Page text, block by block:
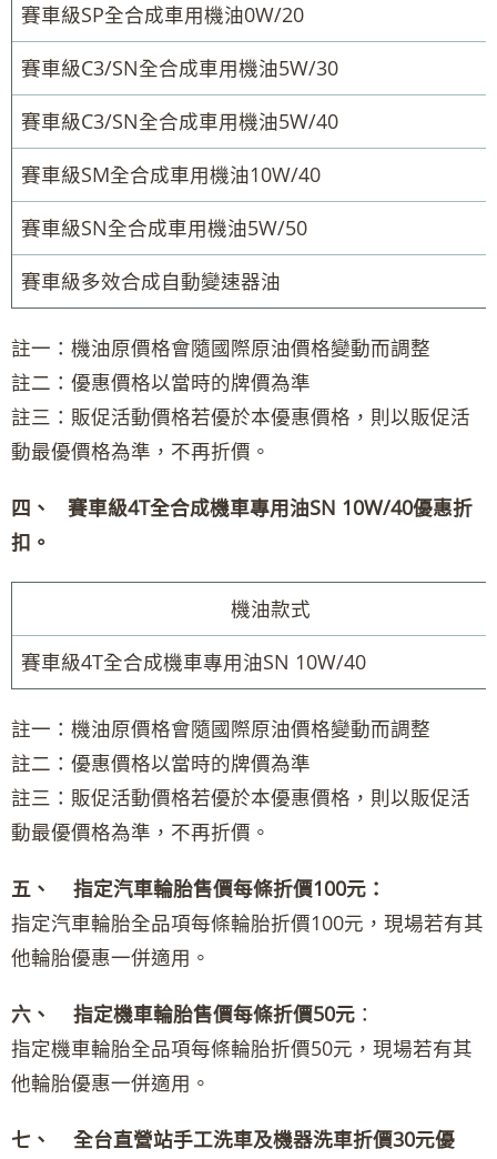
賽車級SP全合成車用機油0W/20
賽車級C3/SN全合成車用機油5W/30
賽車級C3/SN全合成車用機油5W/40
賽車級SM全合成車用機油10W/40
賽車級SN全合成車用機油5W/50
賽車級多效合成自動變速器油
註一：機油原價格會隨國際原油價格變動而調整
註二：優惠價格以當時的牌價為準
註三：販促活動價格若優於本優惠價格，則以販促活
動最優價格為準，不再折價。
四、 賽車級4T全合成機車專用油SN 10W/40優惠折
扣。
機油款式
賽車級4T全合成機車專用油SN 10W/40
註一：機油原價格會隨國際原油價格變動而調整
註二：優惠價格以當時的牌價為準
註三：販促活動價格若優於本優惠價格，則以販促活
動最優價格為準，不再折價。
五、 指定汽車輪胎售價每條折價100元：
指定汽車輪胎全品項每條輪胎折價100元，現場若有其
他輪胎優惠一併適用。
六、 指定機車輪胎售價每條折價50元 ：
指定機車輪胎全品項每條輪胎折價50元，現場若有其
他輪胎優惠一併適用。
七、 全台直營站手工洗車及機器洗車折價30元優